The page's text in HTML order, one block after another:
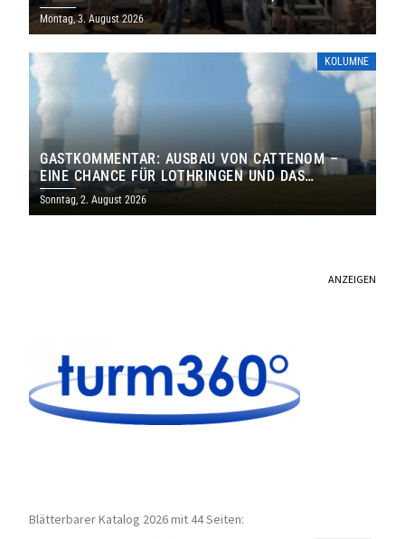
MILLIONEN EURO
Montag, 3. August 2026
KOLUMNE
GASTKOMMENTAR: AUSBAU VON CATTENOM –
EINE CHANCE FÜR LOTHRINGEN UND DAS
SAARLAND
Sonntag, 2. August 2026
ANZEIGEN
Blätterbarer Katalog 2026 mit 44 Seiten: